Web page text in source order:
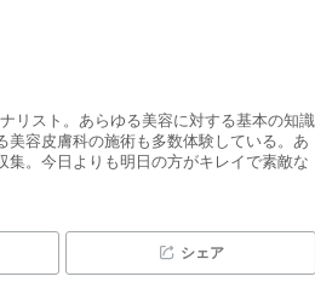
リスト。あらゆる美容に対する基本の知識
容皮膚科の施術も多数体験している。あ
集。今日よりも明日の方がキレイで素敵な
シェア